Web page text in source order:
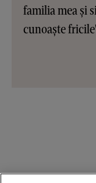
familia mea și
cunoaște